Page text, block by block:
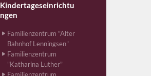
Kindertageseinrichtu
ngen
Familienzentrum "Alter
Bahnhof Lenningsen"
Familienzentrum
"Katharina Luther"